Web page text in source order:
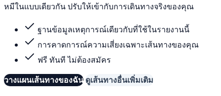
หมีในแบบเดียวกัน ปรับให้เข้ากับการเดินทางจริงของคุณ
ฐานข้อมูลเหตุการณ์เดียวกับที่ใช้ในรายงานนี้
การคาดการณ์ความเสี่ยงเฉพาะเส้นทางของคุณ
ฟรี ทันที ไม่ต้องสมัคร
วางแผนเส้นทางของฉัน ดูเส้นทางอื่นเพิ่มเติม